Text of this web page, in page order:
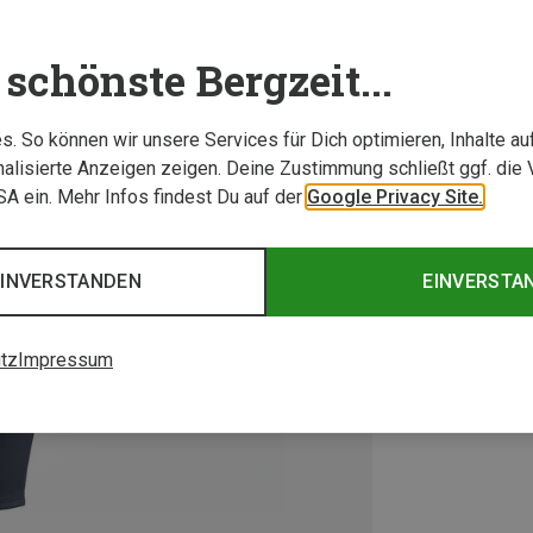
Bergzeit...
So können wir unsere Services für Dich optimieren, Inhalte
Anzeigen zeigen. Deine Zustimmung schließt ggf. die
ein. Mehr Infos findest Du auf der Google Privacy Site.
Impressum